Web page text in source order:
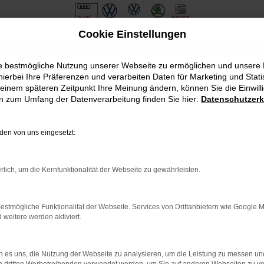
bestimmter Seiten verhindern. Funktioniert die Seite in
dem neuesten Stand sind.
kann auch dazu führen, dass bestimmte Funktionen nicht
Cookie Einstellungen
bestmögliche Nutzung unserer Webseite zu ermöglichen und unsere
Ihre Präferenzen und verarbeiten Daten für Marketing und
späteren Zeitpunkt Ihre Meinung ändern, können Sie die
zum Umfang der Datenverarbeitung finden Sie hier:
von uns eingesetzt:
um die Kernfunktionalität der Webseite zu gewährleisten.
Funktionalität der Webseite. Services von Drittanbietern wie Google
weitere werden aktiviert.
es uns, die Nutzung der Webseite zu analysieren, um die Leistung zu messen